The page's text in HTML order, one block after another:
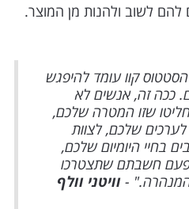
להם לשוב ולהנות מן המוצר.
קוו עומד להיפגש
ככה זה, אנשים לא
שזו המטרה שלכם,
שלכם, לצוות
בחיי היומיום שלכם,
פעם חשבתם שתצטרכו
- וויטני וולף